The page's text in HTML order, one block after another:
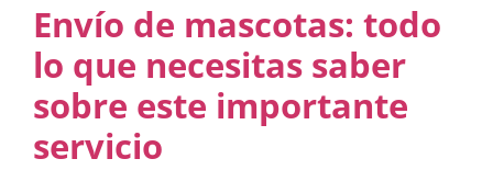
Envío de mascotas: todo
lo que necesitas saber
sobre este importante
servicio